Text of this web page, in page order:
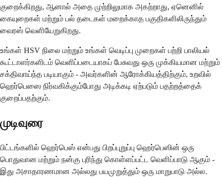
குறைக்கிறது, ஆனால் அதை முற்றிலுமாக அகற்றாது, ஏனெனில்
கையுறைகள் மற்றும் பல் தடைகள் மறைக்காத பகுதிகளிலிருந்தும்
வைரஸ் வெளியேறுகிறது.
உங்கள் HSV நிலை மற்றும் உங்கள் வெடிப்பு முறைகள் பற்றி பாலியல்
கூட்டாளர்களிடம் வெளிப்படையாகப் பேசுவது ஒரு முக்கியமான மற்றும்
சக்திவாய்ந்த படியாகும் - அவர்களின் ஆரோக்கியத்திற்கும், உறவில்
ஹெர்பெஸை நிர்வகிக்கும்போது அடிக்கடி ஏற்படும் பதற்றத்தைக்
குறைப்பதற்கும்.
முடிவுரை
பிட்டங்களில் ஹெர்பெஸ் என்பது பிறப்புறுப்பு ஹெர்பெஸின் ஒரு
பொதுவான மற்றும் நன்கு புரிந்து கொள்ளப்பட்ட வெளிப்பாடு ஆகும் -
இது அசாதாரணமான அல்லது பயமுறுத்தும் ஒரு மாறுபாடு அல்ல.